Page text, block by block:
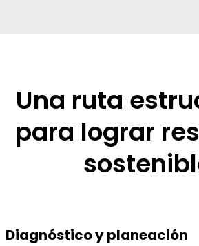
Una ruta
para lograr
Diagnóstico y planeación